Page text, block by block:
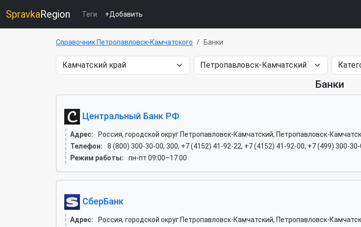
SpravkaRegion Теги +Добавить
Справочник Петропавловск-Камчатского Банки
Банки
Центральный Банк РФ
Адрес:
Россия, городской округ Петропавловск-Камчатский, Петропавловск-
Телефон:
8 (800) 300-30-00, 300, +7 (4152) 41-92-22, +7 (4152) 41-92-00, +7 (499) 300-
Режим работы:
пн-пт 09:00–17:00
СберБанк
Адрес:
Россия, городской округ Петропавловск-Камчатский, Петропавловск-